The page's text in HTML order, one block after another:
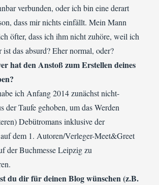
verbunden, oder ich bin eine derart
dass mir nichts einfällt. Mein Mann
öfter, dass ich ihm nicht zuhöre, weil ich
das absurd? Eher normal, oder?
hat den Anstoß zum Erstellen deines
ich Anfang 2014 zunächst nicht-
der Taufe gehoben, um das Werden
Debütromans inklusive der
dem 1. Autoren/Verleger-Meet&Greet
der Buchmesse Leipzig zu
du dir für deinen Blog wünschen (z.B.